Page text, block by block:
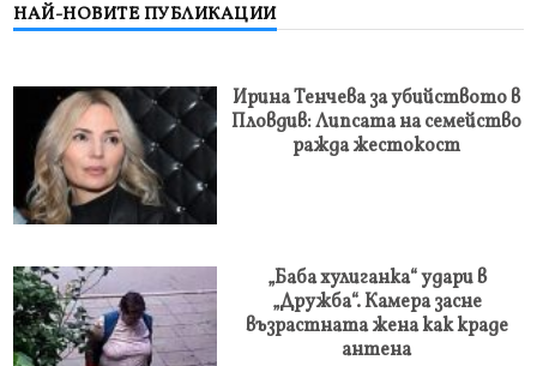
НАЙ-НОВИТЕ ПУБЛИКАЦИИ
Ирина Тенчева за убийството в
Пловдив: Липсата на семейство
ражда жестокост
„Баба хулиганка“ удари в
„Дружба“. Камера засне
възрастната жена как краде
антена